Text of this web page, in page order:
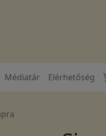
Médiatár Elérhetőség